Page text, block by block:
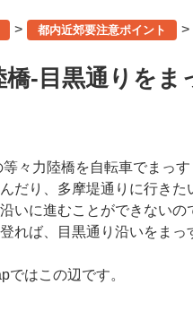
> 都内近郊要注意ポイント >
橋-目黒通りをま
々力陸橋を自転車でまっ
だり、多摩堤通りに行き
いに進むことができない
れば、目黒通り沿いをまっ
はこの辺です。